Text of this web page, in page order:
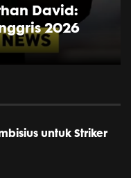
David:
2026
untuk Striker